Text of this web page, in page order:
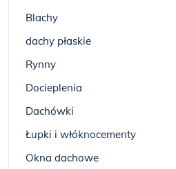
Blachy
dachy płaskie
Rynny
Docieplenia
Dachówki
Łupki i włóknocementy
Okna dachowe